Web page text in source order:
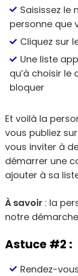
Saisissez le
personne que
Cliquez sur
Une liste
qu’à choisir
bloquer
Et voilà la
vous publiez
vous inviter à
démarrer une
ajouter à sa
À savoir : la
notre
Astuce #2 :
Rendez-